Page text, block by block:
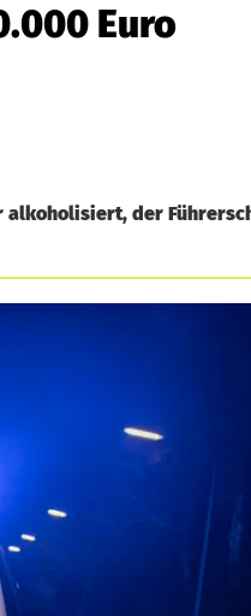
Euro
alkoholisiert, der